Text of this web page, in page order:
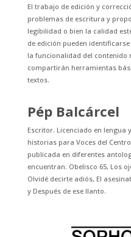
El trabajo de edición y
problemas de escritura y
legibilidad o bien la calidad
de edición pueden
la funcionalidad del contenido
compartirán herramientas
textos.
Pép Balcárcel
Escritor. Licenciado en lengua
historias para Voces del
publicada en diferentes
encuentran: Obelisco 65, Los
Olvidé decirte adiós, El
y Después de ese llanto.